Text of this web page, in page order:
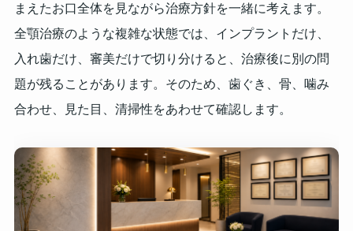
まえたお口全体を見ながら治療方針を一緒に考えます。
全顎治療のような複雑な状態では、インプラントだけ、
入れ歯だけ、審美だけで切り分けると、治療後に別の問
題が残ることがあります。そのため、歯ぐき、骨、噛み
合わせ、見た目、清掃性をあわせて確認します。